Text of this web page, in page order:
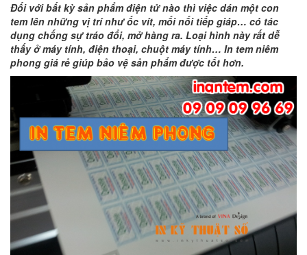
Đối với bất kỳ sản phẩm điện tử nào thì việc dán một con
tem lên những vị trí như ốc vít, mối nối tiếp giáp… có tác
dụng chống sự tráo đổi, mở hàng ra. Loại hình này rất dễ
thấy ở máy tính, điện thoại, chuột máy tính… In tem niêm
phong giá rẻ giúp bảo vệ sản phẩm được tốt hơn.